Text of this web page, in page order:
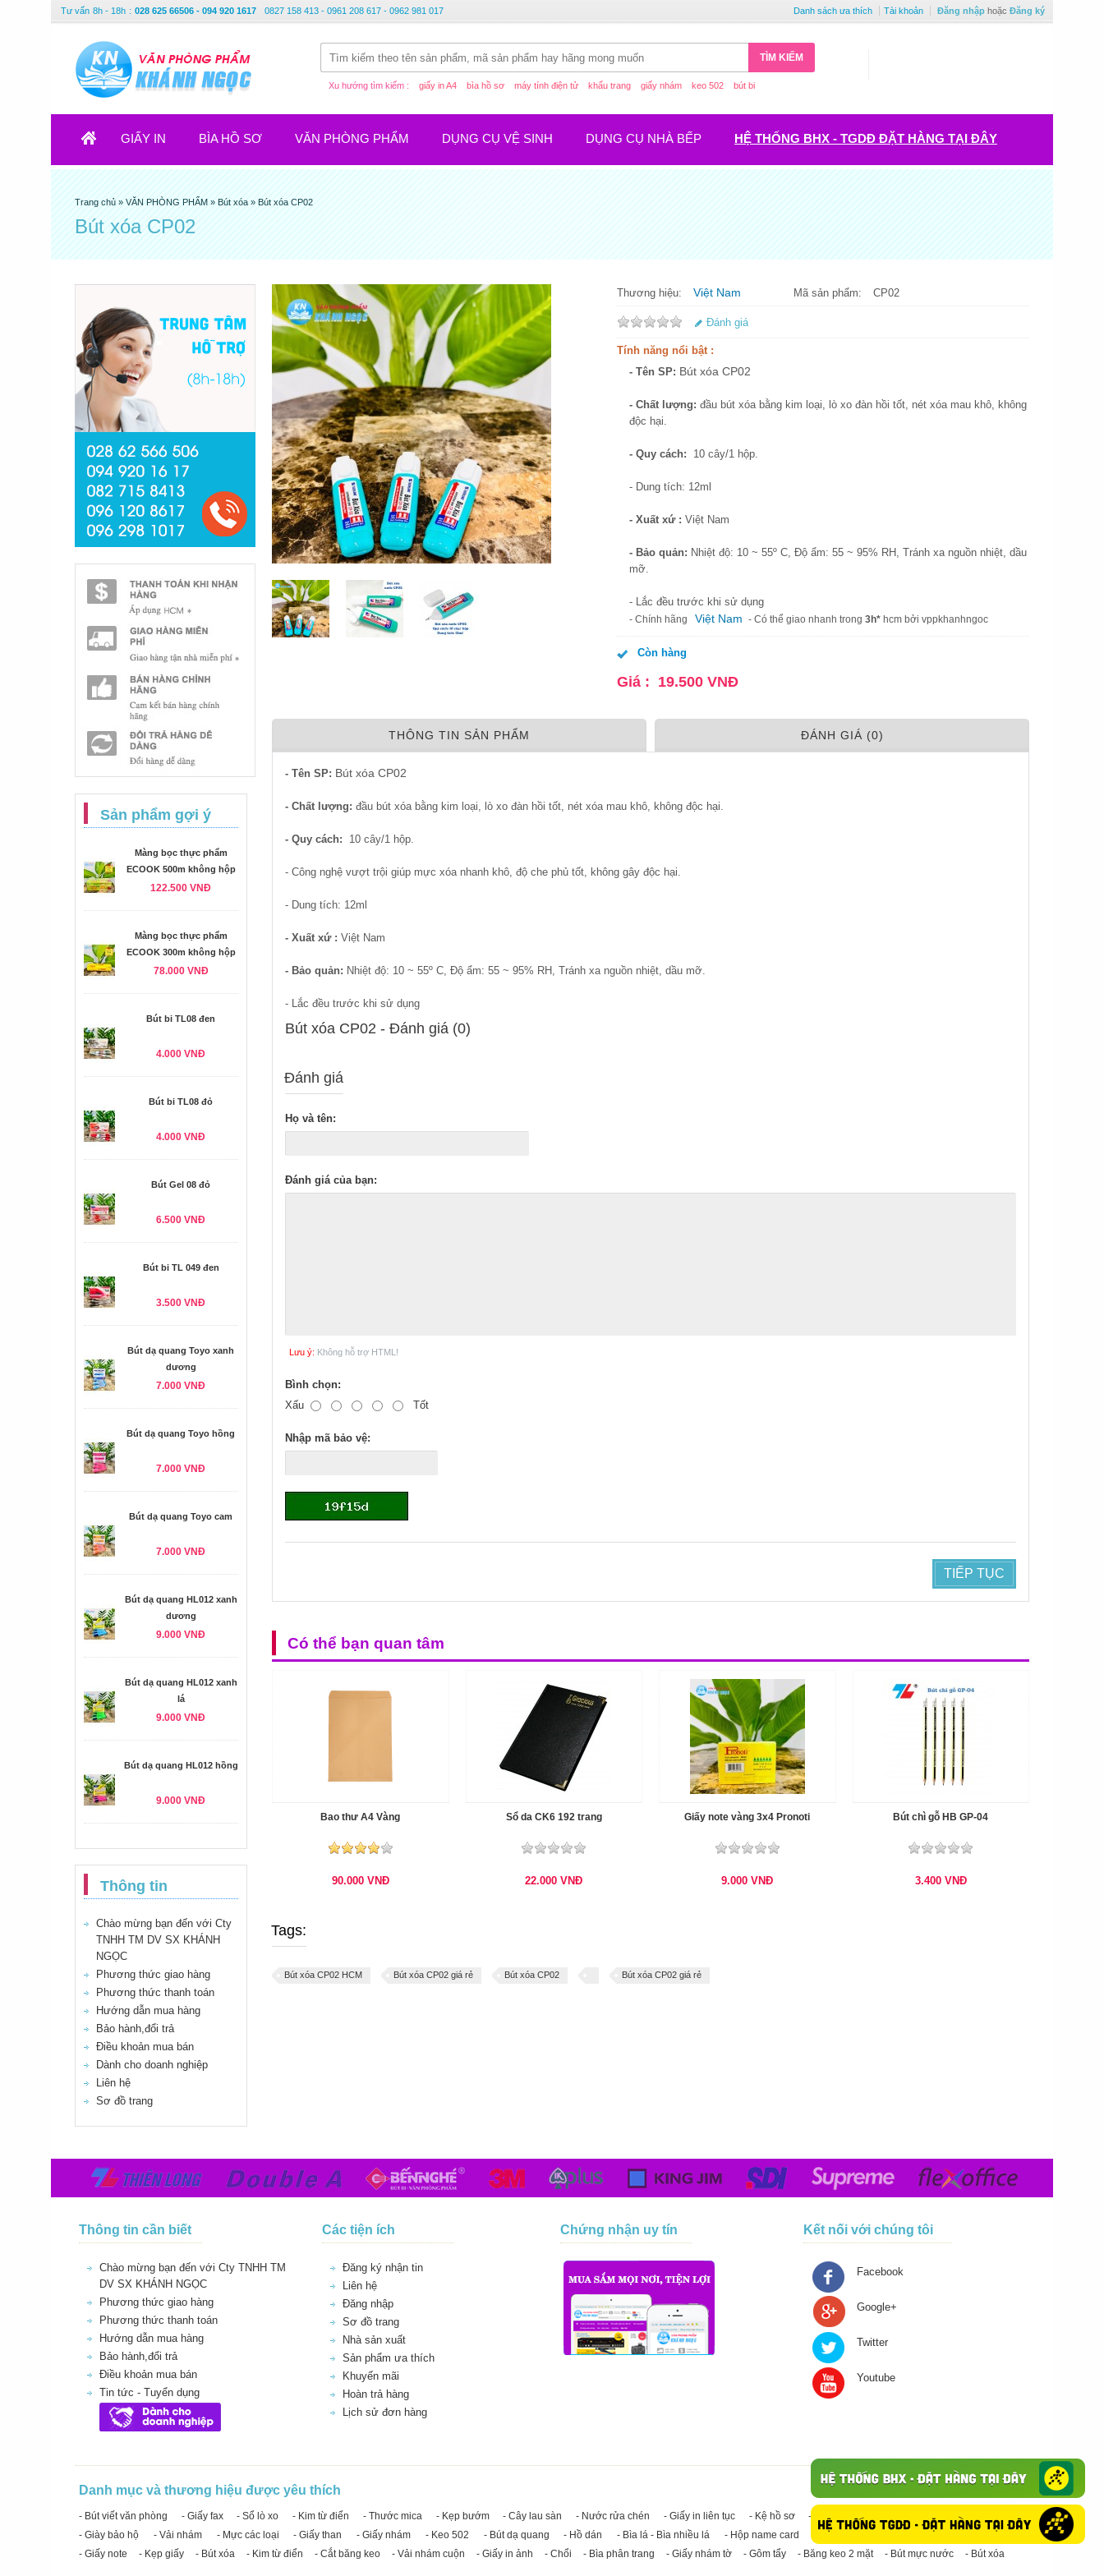
Tư vấn 8h - 18h : 028 625 66506 - 094 920 1617 0827 158 413 - 0961 208 617 - 0962 981 017 Danh sách ưa thích Tài khoản Đăng nhập hoặc Đăng ký
TÌM KIẾM
Xu hướng tìm kiếm : giấy in A4 bìa hồ sơ máy tính điện tử khẩu trang giấy nhám keo 502 bút bi
GIẤY IN BÌA HỒ SƠ VĂN PHÒNG PHẨM DỤNG CỤ VỆ SINH DỤNG CỤ NHÀ BẾP HỆ THỐNG BHX - TGDĐ ĐẶT HÀNG TẠI ĐÂY
Trang chủ»VĂN PHÒNG PHẨM »Bút xóa »Bút xóa CP02
Bút xóa CP02
Sản phẩm gợi ý
Màng bọc thực phẩm
ECOOK 500m không hộp
122.500 VNĐ
Màng bọc thực phẩm
ECOOK 300m không hộp
78.000 VNĐ
Bút bi TL08 đen
4.000 VNĐ
Bút bi TL08 đỏ
4.000 VNĐ
Bút Gel 08 đỏ
6.500 VNĐ
Bút bi TL 049 đen
3.500 VNĐ
Bút dạ quang Toyo xanh
dương
7.000 VNĐ
Bút dạ quang Toyo hồng
7.000 VNĐ
Bút dạ quang Toyo cam
7.000 VNĐ
Bút dạ quang HL012 xanh
dương
9.000 VNĐ
Bút dạ quang HL012 xanh
lá
9.000 VNĐ
Bút dạ quang HL012 hồng
9.000 VNĐ
Thông tin
Chào mừng bạn đến với Cty
TNHH TM DV SX KHÁNH
NGỌC
Phương thức giao hàng
Phương thức thanh toán
Hướng dẫn mua hàng
Bảo hành,đổi trả
Điều khoản mua bán
Dành cho doanh nghiệp
Liên hệ
Sơ đồ trang
Thương hiệu: Việt Nam Mã sản phẩm: CP02
Đánh giá
Tính năng nổi bật :
- Tên SP: Bút xóa CP02
- Chất lượng: đầu bút xóa bằng kim loại, lò xo đàn hồi tốt, nét xóa mau khô, không
độc hại.
- Quy cách: 10 cây/1 hộp.
- Dung tích: 12ml
- Xuất xứ : Việt Nam
- Bảo quản: Nhiệt độ: 10 ~ 55º C, Độ ẩm: 55 ~ 95% RH, Tránh xa nguồn nhiệt, dầu
mỡ.
- Lắc đều trước khi sử dụng
- Chính hãng Việt Nam - Có thể giao nhanh trong 3h* hcm bởi vppkhanhngoc
Còn hàng
Giá : 19.500 VNĐ
THÔNG TIN SẢN PHẨM ÐÁNH GIÁ (0)
- Tên SP: Bút xóa CP02
- Chất lượng: đầu bút xóa bằng kim loại, lò xo đàn hồi tốt, nét xóa mau khô, không độc hại.
- Quy cách: 10 cây/1 hộp.
- Công nghệ vượt trội giúp mực xóa nhanh khô, độ che phủ tốt, không gây độc hại.
- Dung tích: 12ml
- Xuất xứ : Việt Nam
- Bảo quản: Nhiệt độ: 10 ~ 55º C, Độ ẩm: 55 ~ 95% RH, Tránh xa nguồn nhiệt, dầu mỡ.
- Lắc đều trước khi sử dụng
Bút xóa CP02 - Ðánh giá (0)
Đánh giá
Họ và tên:
Đánh giá của bạn:
Lưu ý: Không hỗ trợ HTML!
Bình chọn:
Xấu
Tốt
Nhập mã bảo vệ:
TIẾP TỤC
Có thể bạn quan tâm
Bao thư A4 Vàng
90.000 VNĐ
Sổ da CK6 192 trang
22.000VNĐ
Giấy note vàng 3x4 Pronoti
9.000VNĐ
Bút chì gỗ HB GP-04
3.400 VNĐ
Tags:
Bút xóa CP02 HCM Bút xóa CP02 giá rẻ Bút xóa CP02 Bút xóa CP02 giá rẻ
Thông tin cần biết
Chào mừng bạn đến với Cty TNHH TM
DV SX KHÁNH NGỌC
Phương thức giao hàng
Phương thức thanh toán
Hướng dẫn mua hàng
Bảo hành,đổi trả
Điều khoản mua bán
Tin tức - Tuyển dụng
Các tiện ích
Đăng ký nhận tin
Liên hệ
Đăng nhập
Sơ đồ trang
Nhà sản xuất
Sản phẩm ưa thích
Khuyến mãi
Hoàn trả hàng
Lịch sử đơn hàng
Chứng nhận uy tín Kết nối với chúng tôi
Facebook
Google+
Twitter
Youtube
Danh mục và thương hiệu được yêu thích
- Bút viết văn phòng - Giấy fax - Sổ lò xo - Kim từ điển - Thước mica - Kẹp bướm - Cây lau sàn - Nước rửa chén - Giấy in liên tục - Kệ hồ sơ - Giấy in A4
- Băng keo trong - Băng keo đục
- Giày bảo hộ
- Vải nhám - Mực các loại - Giấy than - Giấy nhám - Keo 502 - Bút dạ quang - Hồ dán - Bìa lá - Bìa nhiều lá - Hộp name card - Giấy in A3 - Giấy vệ sinh
- Keo Silicone
- Giấy note
- Kẹp giấy - Bút xóa - Kim từ điển - Cắt băng keo - Vải nhám cuộn - Giấy in ảnh - Chổi - Bìa phân trang - Giấy nhám tờ - Gôm tẩy - Băng keo 2 mặt - Bút mực nước - Bút xóa